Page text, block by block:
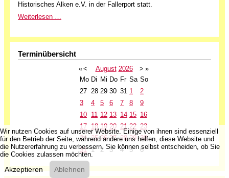
Historisches Alken e.V. in der Fallerport statt.
Weiterlesen …
Terminübersicht
«< August 2026 > »
Mo Di Mi Do Fr Sa So
27 28 29 30 31 1
2
3
4 5 6 7 8
9
10 11 12 13 14 15 16
17 18 19 20 21 22 23
24 25 26 27 28 29 30
31 1 2 3 4 5 6
Wir nutzen Cookies auf unserer Website. Einige von ihnen sind essenziell
für den Betrieb der Seite, während andere uns helfen, diese Website und
die Nutzererfahrung zu verbessern. Sie können selbst entscheiden, ob Sie
die Cookies zulassen möchten.
Akzeptieren Ablehnen